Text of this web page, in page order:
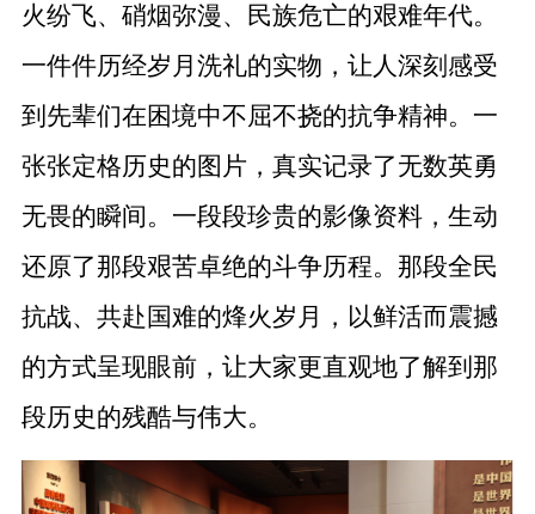
火纷飞、硝烟弥漫、民族危亡的艰难年代。
一件件历经岁月洗礼的实物，让人深刻感受
到先辈们在困境中不屈不挠的抗争精神。一
张张定格历史的图片，真实记录了无数英勇
无畏的瞬间。一段段珍贵的影像资料，生动
还原了那段艰苦卓绝的斗争历程。那段全民
抗战、共赴国难的烽火岁月，以鲜活而震撼
的方式呈现眼前，让大家更直观地了解到那
段历史的残酷与伟大。